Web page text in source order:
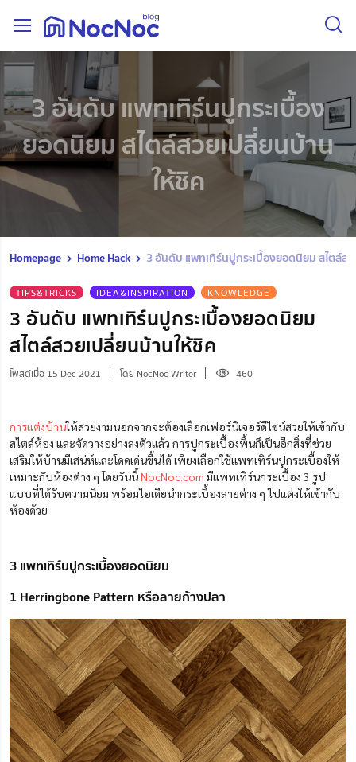
3 อันดับ แพทเทิร์นปูกระเบื้อง
ยอดนิยม สไตล์สวยเปลี่ยนบ้าน
ให้ชิค
Homepage Home Hack 3 อันดับ แพทเทิร์นปูกระเบื้องยอดนิยม สไตล์ส
TIPS&TRICKS IDEA&INSPIRATION KNOWLEDGE
3 อันดับ แพทเทิร์นปูกระเบื้องยอดนิยม
สไตล์สวยเปลี่ยนบ้านให้ชิค
โพสต์เมื่อ 15 Dec 2021 โดย NocNoc Writer 460
การแต่งบ้านให้สวยงามนอกจากจะต้องเลือกเฟอร์นิเจอร์ดีไซน์สวยให้เข้ากับ
สไตล์ห้อง และจัดวางอย่างลงตัวแล้ว การปูกระเบื้องพื้นก็เป็นอีกสิ่งที่ช่วย
เสริมให้บ้านมีเสน่ห์และโดดเด่นขึ้นได้ เพียงเลือกใช้แพทเทิร์นปูกระเบื้องให้
เหมาะกับห้องต่าง ๆ โดยวันนี้NocNoc.com มีแพทเทิร์นกระเบื้อง 3 รูป
แบบที่ได้รับความนิยม พร้อมไอเดียนำกระเบื้องลายต่าง ๆ ไปแต่งให้เข้ากับ
ห้องด้วย
3 แพทเทิร์นปูกระเบื้องยอดนิยม
1 Herringbone Pattern หรือลายก้างปลา